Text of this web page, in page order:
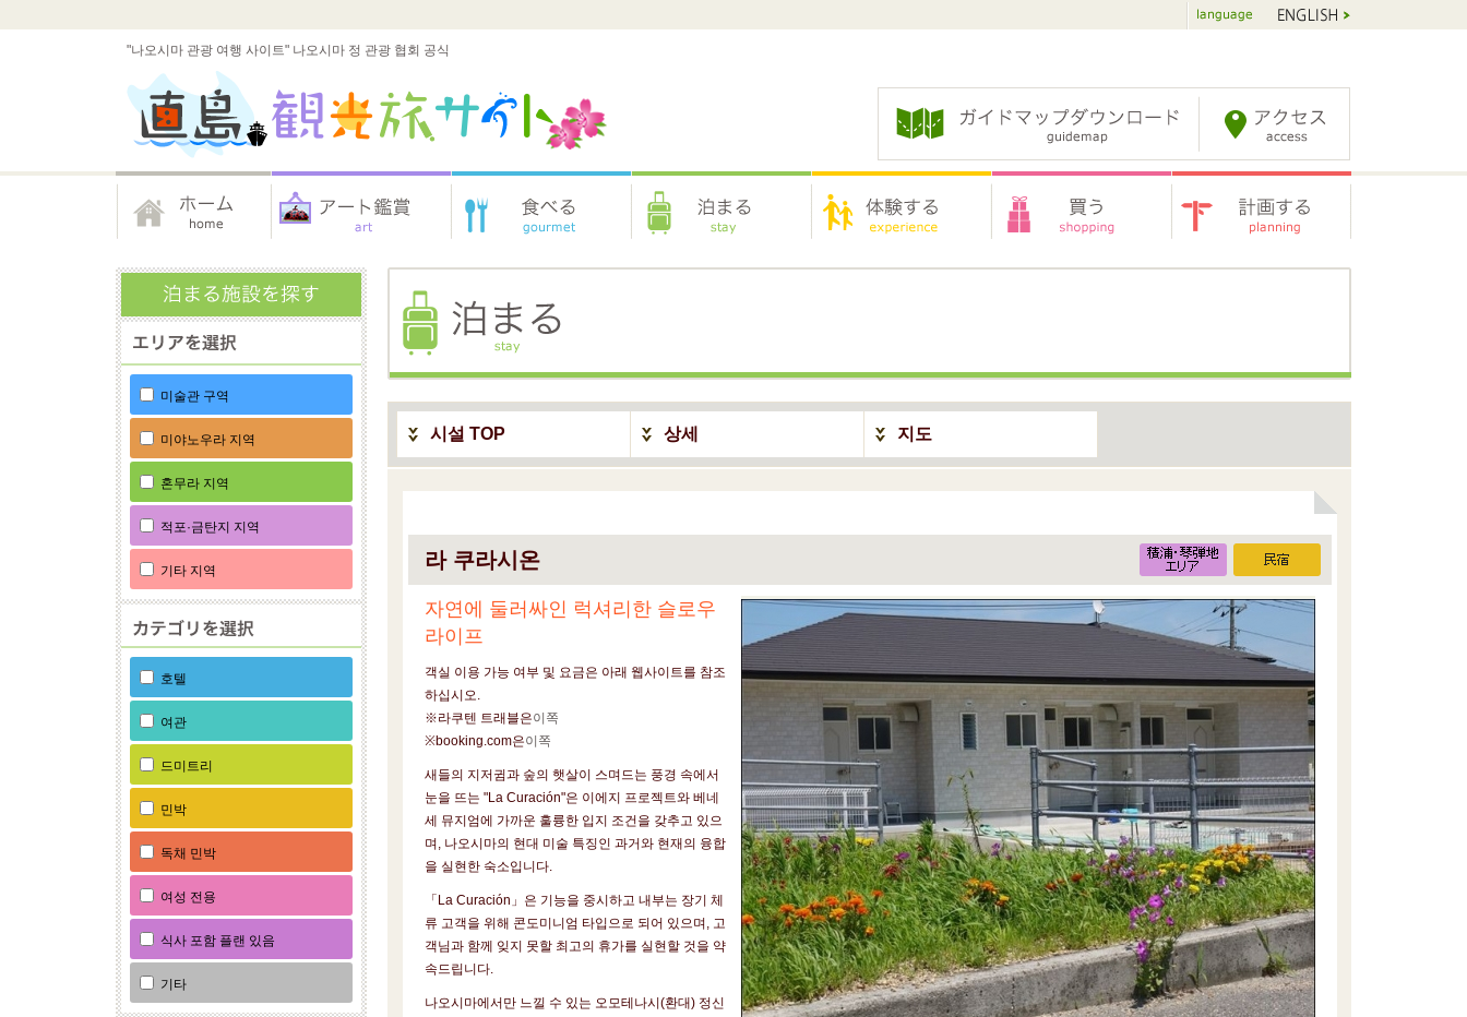
"나오시마 관광 여행 사이트" 나오시마 정 관광 협회 공식
시설 TOP 상세 지도
라 쿠라시온
자연에 둘러싸인 럭셔리한 슬로우
라이프
객실 이용 가능 여부 및 요금은 아래 웹사이트를 참조
하십시오.
※라쿠텐 트래블은이쪽
※booking.com은이쪽
새들의 지저귐과 숲의 햇살이 스며드는 풍경 속에서
눈을 뜨는 "La Curación"은 이에지 프로젝트와 베네
세 뮤지엄에 가까운 훌륭한 입지 조건을 갖추고 있으
며, 나오시마의 현대 미술 특징인 과거와 현재의 융합
을 실현한 숙소입니다.
「La Curación」은 기능을 중시하고 내부는 장기 체
류 고객을 위해 콘도미니엄 타입으로 되어 있으며, 고
객님과 함께 잊지 못할 최고의 휴가를 실현할 것을 약
속드립니다.
나오시마에서만 느낄 수 있는 오모테나시(환대) 정신
미술관 구역
미야노우라 지역
혼무라 지역
적포·금탄지 지역
기타 지역
호텔
여관
드미트리
민박
독채 민박
여성 전용
식사 포함 플랜 있음
기타